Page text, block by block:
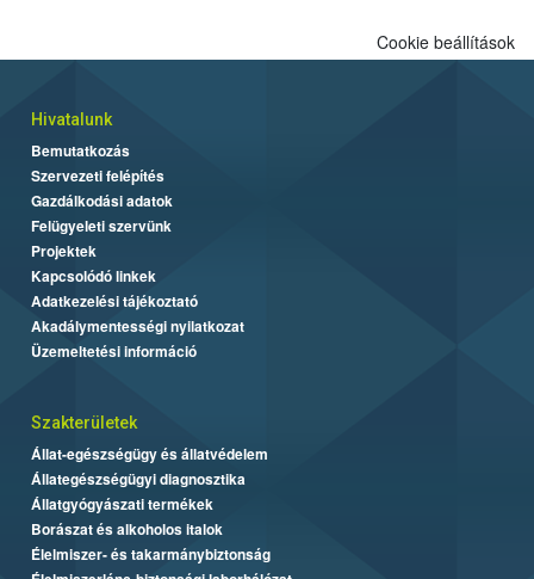
Cookie beállítások
Hivatalunk
Bemutatkozás
Szervezeti felépítés
Gazdálkodási adatok
Felügyeleti szervünk
Projektek
Kapcsolódó linkek
Adatkezelési tájékoztató
Akadálymentességi nyilatkozat
Üzemeltetési információ
Szakterületek
Állat-egészségügy és állatvédelem
Állategészségügyi diagnosztika
Állatgyógyászati termékek
Borászat és alkoholos italok
Élelmiszer- és takarmánybiztonság